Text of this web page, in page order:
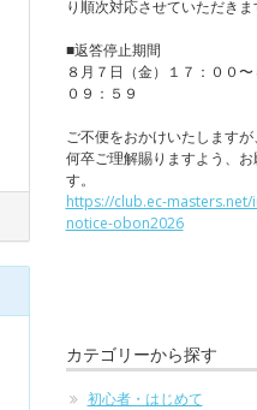
り順次対応させていただきま
■返答停止期間
８月７日（金）１７：００〜
０９：５９
ご不便をおかけいたしますが、
何卒ご理解賜りますよう、お
す。
https://club.ec-masters.net/
notice-obon2026
カテゴリーから探す
初心者・はじめて